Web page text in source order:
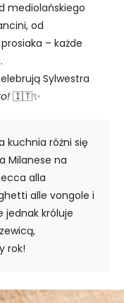
mediolańskiego
od
– każde
Sylwestra
🇮🇹✨
kuchnia różni się
Milanese na
alla
alle vongole i
jednak króluje
rok!